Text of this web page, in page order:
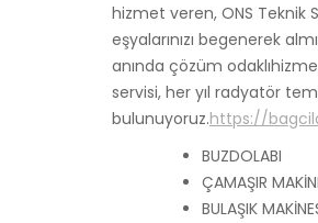
hizmet veren, ONS Teknik
eşyalarınızı begenerek
anında çözüm
servisi, her yıl radyatör
bulunuyoruz.https://
BUZDOLABI
ÇAMAŞIR
BULAŞIK